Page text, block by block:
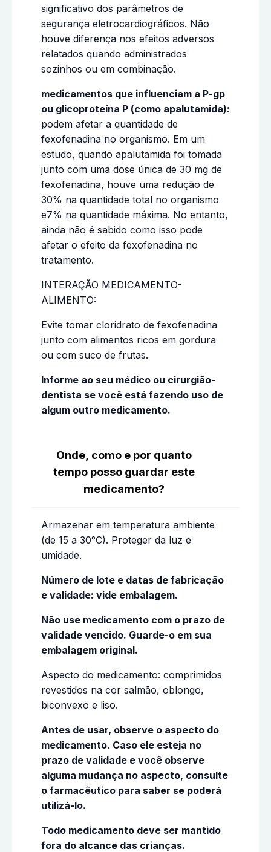
significativo dos parâmetros de
segurança eletrocardiográficos. Não
houve diferença nos efeitos adversos
relatados quando administrados
sozinhos ou em combinação.
medicamentos que influenciam a P-gp
ou glicoproteína P (como apalutamida):
podem afetar a quantidade de
fexofenadina no organismo. Em um
estudo, quando apalutamida foi tomada
junto com uma dose única de 30 mg de
fexofenadina, houve uma redução de
30% na quantidade total no organismo
e7% na quantidade máxima. No entanto,
ainda não é sabido como isso pode
afetar o efeito da fexofenadina no
tratamento.
INTERAÇÃO MEDICAMENTO-
ALIMENTO:
Evite tomar cloridrato de fexofenadina
junto com alimentos ricos em gordura
ou com suco de frutas.
Informe ao seu médico ou cirurgião-
dentista se você está fazendo uso de
algum outro medicamento.
Onde, como e por quanto
tempo posso guardar este
medicamento?
Armazenar em temperatura ambiente
(de 15 a 30°C). Proteger da luz e
umidade.
Número de lote e datas de fabricação
e validade: vide embalagem.
Não use medicamento com o prazo de
validade vencido. Guarde-o em sua
embalagem original.
Aspecto do medicamento: comprimidos
revestidos na cor salmão, oblongo,
biconvexo e liso.
Antes de usar, observe o aspecto do
medicamento. Caso ele esteja no
prazo de validade e você observe
alguma mudança no aspecto, consulte
o farmacêutico para saber se poderá
utilizá-lo.
Todo medicamento deve ser mantido
fora do alcance das crianças.